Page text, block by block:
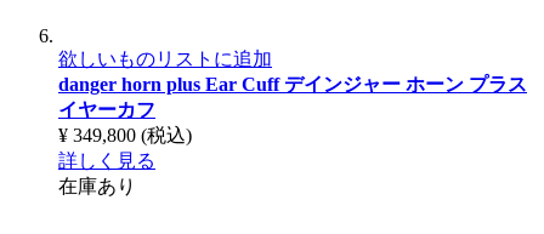
欲しいものリストに追加
danger horn plus Ear Cuffデインジャー ホーン プラス
イヤーカフ
¥ 349,800 (税込)
詳しく見る
在庫あり